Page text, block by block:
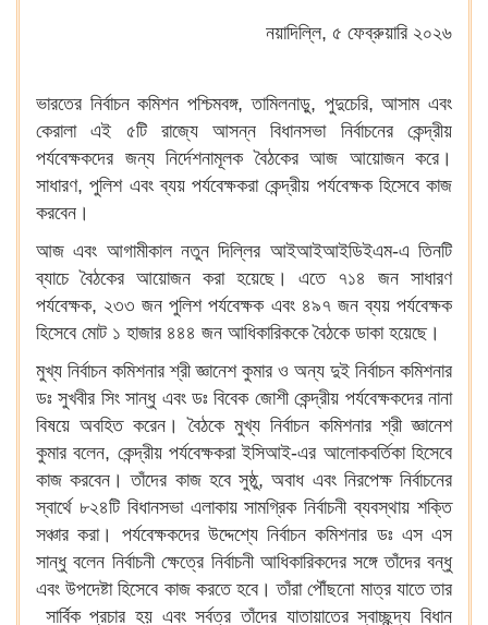
নয়াদিল্লি, ৫ ফেব্রুয়ারি ২০২৬
ভারতের নির্বাচন কমিশন পশ্চিমবঙ্গ, তামিলনাড়ু, পুদুচেরি, আসাম এবং
কেরালা এই ৫টি রাজ্যে আসন্ন বিধানসভা নির্বাচনের কেন্দ্রীয়
পর্যবেক্ষকদের জন্য নির্দেশনামূলক বৈঠকের আজ আয়োজন করে।
সাধারণ, পুলিশ এবং ব্যয় পর্যবেক্ষকরা কেন্দ্রীয় পর্যবেক্ষক হিসেবে কাজ
করবেন।
আজ এবং আগামীকাল নতুন দিল্লির আইআইআইডিইএম-এ তিনটি
ব্যাচে বৈঠকের আয়োজন করা হয়েছে। এতে ৭১৪ জন সাধারণ
পর্যবেক্ষক, ২৩৩ জন পুলিশ পর্যবেক্ষক এবং ৪৯৭ জন ব্যয় পর্যবেক্ষক
হিসেবে মোট ১ হাজার ৪৪৪ জন আধিকারিককে বৈঠকে ডাকা হয়েছে।
মুখ্য নির্বাচন কমিশনার শ্রী জ্ঞানেশ কুমার ও অন্য দুই নির্বাচন কমিশনার
ডঃ সুখবীর সিং সান্ধু এবং ডঃ বিবেক জোশী কেন্দ্রীয় পর্যবেক্ষকদের নানা
বিষয়ে অবহিত করেন। বৈঠকে মুখ্য নির্বাচন কমিশনার শ্রী জ্ঞানেশ
কুমার বলেন, কেন্দ্রীয় পর্যবেক্ষকরা ইসিআই-এর আলোকবর্তিকা হিসেবে
কাজ করবেন। তাঁদের কাজ হবে সুষ্ঠু, অবাধ এবং নিরপেক্ষ নির্বাচনের
স্বার্থে ৮২৪টি বিধানসভা এলাকায় সামগ্রিক নির্বাচনী ব্যবস্থায় শক্তি
সঞ্চার করা। পর্যবেক্ষকদের উদ্দেশ্যে নির্বাচন কমিশনার ডঃ এস এস
সান্ধু বলেন নির্বাচনী ক্ষেত্রে নির্বাচনী আধিকারিকদের সঙ্গে তাঁদের বন্ধু
এবং উপদেষ্টা হিসেবে কাজ করতে হবে। তাঁরা পৌঁছনো মাত্র যাতে তার
সার্বিক প্রচার হয় এবং সর্বত্র তাঁদের যাতায়াতের স্বাচ্ছন্দ্য বিধান